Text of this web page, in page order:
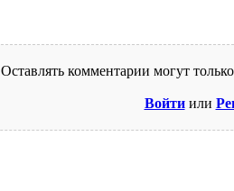
Оставлять комментарии могут только
Войтиили